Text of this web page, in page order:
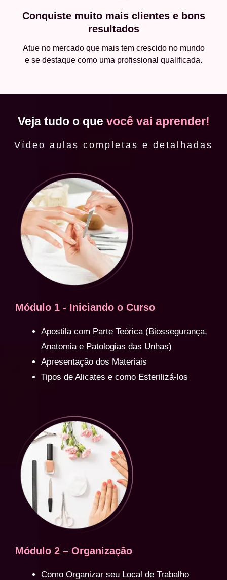
Conquiste muito mais clientes e bons
resultados
Atue no mercado que mais tem crescido no mundo
e se destaque como uma profissional qualificada.
Veja tudo o que você vai aprender!
Vídeo aulas completas e detalhadas
Módulo 1 - Iniciando o Curso
Apostila com Parte Teórica (Biossegurança,
Anatomia e Patologias das Unhas)
Apresentação dos Materiais
Tipos de Alicates e como Esterilizá-los
Módulo 2 – Organização
Como Organizar seu Local de Trabalho